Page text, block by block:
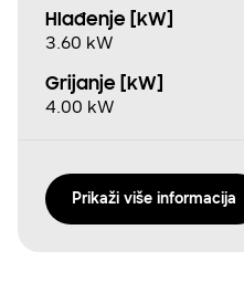
Hlađenje [kW]
3.60 kW
Grijanje [kW]
4.00 kW
Prikaži više informacija